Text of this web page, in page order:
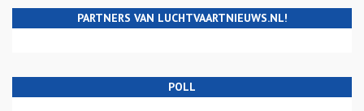
PARTNERS VAN LUCHTVAARTNIEUWS.NL!
POLL